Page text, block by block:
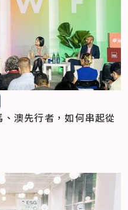
澳先行者，如何串起從